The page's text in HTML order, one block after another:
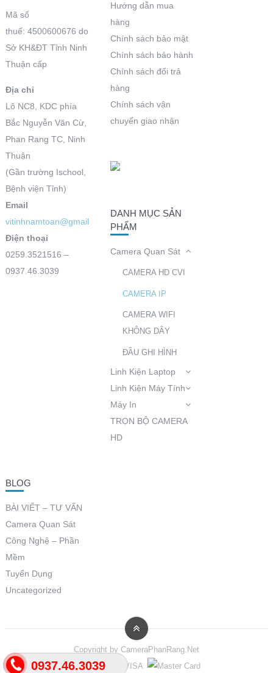
0937.46.3039
Mã số
thuế: 4500600676 do
Sở KH&ĐT Tỉnh Ninh
Thuận cấp
Địa chỉ
Lô NC8, KDC phía
Bắc Nguyễn Văn Cừ,
Phan Rang TC, Ninh
Thuận
(Gần trường Ischool,
Bệnh viện Tỉnh)
Email
vitinhnamtoan@gmail.com
Điện thoại
0259.3521516 –
0937.46.3039
Hướng dẫn mua
hàng
Chính sách bảo mật
Chính sách bảo hành
Chính sách đổi trả
hàng
Chính sách vận
chuyển giao nhận
DANH MỤC SẢN
PHẨM
Camera Quan Sát
CAMERA HD CVI
CAMERA IP
CAMERA WIFI
KHÔNG DÂY
ĐẦU GHI HÌNH
Linh Kiện Laptop
Linh Kiện Máy Tính
Máy In
TRỌN BỘ CAMERA
HD
BLOG
BÀI VIẾT – TƯ VẤN
Camera Quan Sát
Công Nghệ – Phần
Mềm
Tuyển Dụng
Uncategorized
Copyright by CameraPhanRang.Net